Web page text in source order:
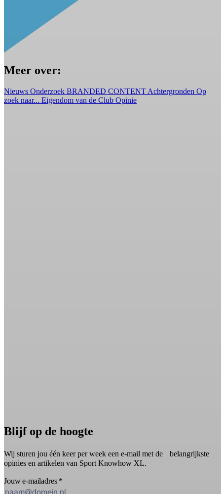
Meer over:
Nieuws Onderzoek BRANDED CONTENT Achtergronden Op
zoek naar... Eigendom van de Club Opinie
Blijf op de hoogte
Wij sturen jou één keer per week een e-mail met de belangrijkste
opinies en artikelen van Sport Knowhow XL.
Jouw e-mailadres *